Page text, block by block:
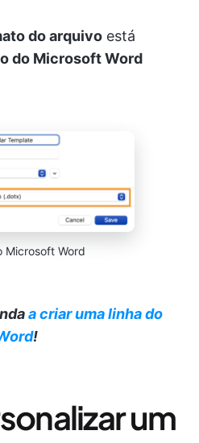
do arquivo está
do Microsoft Word
Microsoft Word
a criar uma linha do
!
um